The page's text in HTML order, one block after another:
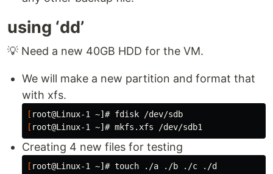
using ‘dd’
💡 Need a new 40GB HDD for the VM.
We will make a new partition and format that
with xfs.
[
[
Creating 4 new files for testing
[ root@Linux-1 ~]# touch